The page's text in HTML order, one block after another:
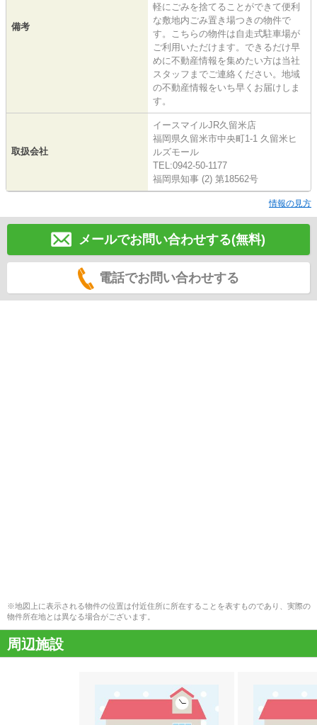
備考
軽にごみを捨てることができて便利
な敷地内ごみ置き場つきの物件で
す。こちらの物件は自走式駐車場が
ご利用いただけます。できるだけ早
めに不動産情報を集めたい方は当社
スタッフまでご連絡ください。地域
の不動産情報をいち早くお届けしま
す。
取扱会社
イースマイルJR久留米店
福岡県久留米市中央町1-1 久留米ヒ
ルズモール
TEL:0942-50-1177
福岡県知事 (2) 第18562号
情報の見方
メールでお問い合わせする(無料)
電話でお問い合わせする
※地図上に表示される物件の位置は付近住所に所在することを表すものであり、実際の
物件所在地とは異なる場合がございます。
周辺施設